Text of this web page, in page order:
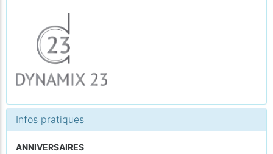
Infos pratiques
ANNIVERSAIRES